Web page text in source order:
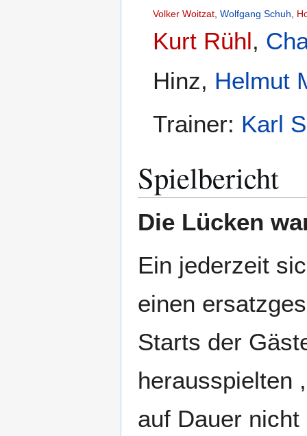
Volker Woitzat ,Wolfgang Schuh
Kurt Rühl,
Hinz, Helmut
Trainer: Karl
Spielbericht
Die Lücken
Ein jederzeit
einen
Starts der
herausspielten
auf Dauer